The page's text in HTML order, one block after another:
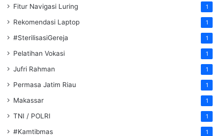
Fitur Navigasi Luring 1
Rekomendasi Laptop 1
#SterilisasiGereja 1
Pelatihan Vokasi 1
Jufri Rahman 1
Permasa Jatim Riau 1
Makassar 1
TNI / POLRI 1
#Kamtibmas 1